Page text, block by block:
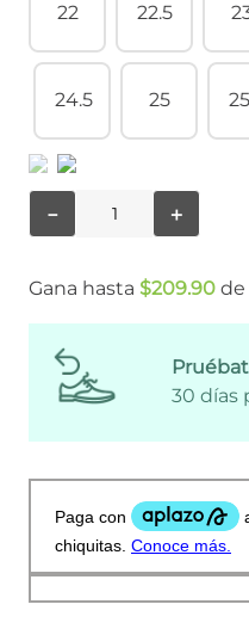
22 22.5
24.5 25
＋
－
Gana hasta $209.90 de
30 días